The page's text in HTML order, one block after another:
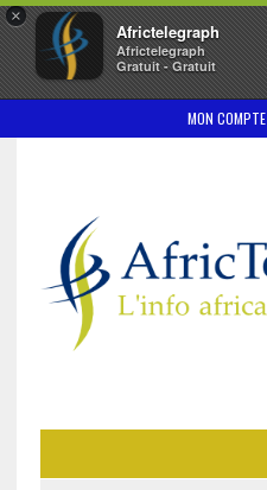
×
Africtelegraph
Africtelegraph
Gratuit - Gratuit
MON COMPTE